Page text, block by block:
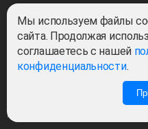
Барлық құқықтар сақталған ©2022-
HOLDING». Cвидетельство СМИ
Мы используем файлы
сайта. Продолжая
соглашаетесь с нашей
конфиденциальности.